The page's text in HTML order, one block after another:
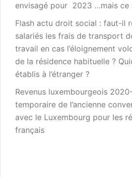
envisagé pour 2023 …mais ce
Flash actu droit social : faut-il
salariés les frais de transport
travail en cas l’éloignement
de la résidence habituelle ?
établis à l’étranger ?
Revenus luxembourgeois
temporaire de l’ancienne
avec le Luxembourg pour les
français